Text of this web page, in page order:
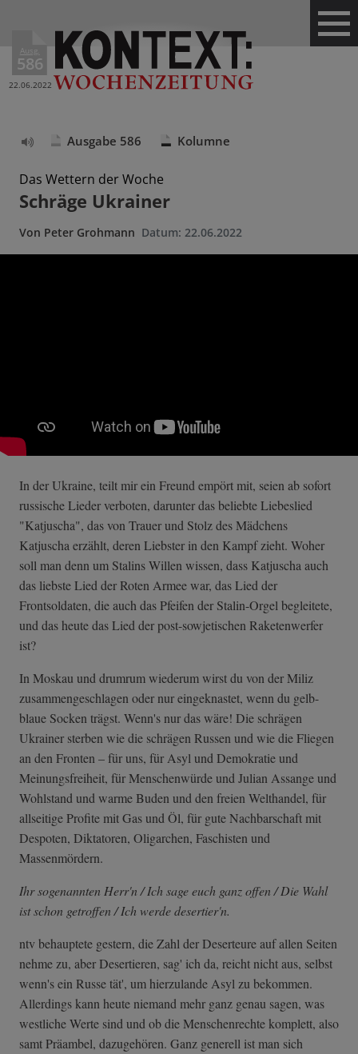
Ausg.
586
22.06.2022
vorlesen
Ausgabe 586 Kolumne
Das Wettern der Woche
Schräge Ukrainer
Von Peter Grohmann Datum: 22.06.2022
In der Ukraine, teilt mir ein Freund empört mit, seien ab sofort
russische Lieder verboten, darunter das beliebte Liebeslied
"Katjuscha", das von Trauer und Stolz des Mädchens
Katjuscha erzählt, deren Liebster in den Kampf zieht. Woher
soll man denn um Stalins Willen wissen, dass Katjuscha auch
das liebste Lied der Roten Armee war, das Lied der
Frontsoldaten, die auch das Pfeifen der Stalin-Orgel begleitete,
und das heute das Lied der post-sowjetischen Raketenwerfer
ist?
In Moskau und drumrum wiederum wirst du von der Miliz
zusammengeschlagen oder nur eingeknastet, wenn du gelb-
blaue Socken trägst. Wenn's nur das wäre! Die schrägen
Ukrainer sterben wie die schrägen Russen und wie die Fliegen
an den Fronten – für uns, für Asyl und Demokratie und
Meinungsfreiheit, für Menschenwürde und Julian Assange und
Wohlstand und warme Buden und den freien Welthandel, für
allseitige Profite mit Gas und Öl, für gute Nachbarschaft mit
Despoten, Diktatoren, Oligarchen, Faschisten und
Massenmördern.
Ihr sogenannten Herr'n / Ich sage euch ganz offen / Die Wahl
ist schon getroffen / Ich werde desertier'n.
ntv behauptete gestern, die Zahl der Deserteure auf allen Seiten
nehme zu, aber Desertieren, sag' ich da, reicht nicht aus, selbst
wenn's ein Russe tät', um hierzulande Asyl zu bekommen.
Allerdings kann heute niemand mehr ganz genau sagen, was
westliche Werte sind und ob die Menschenrechte komplett, also
samt Präambel, dazugehören. Ganz generell ist man sich